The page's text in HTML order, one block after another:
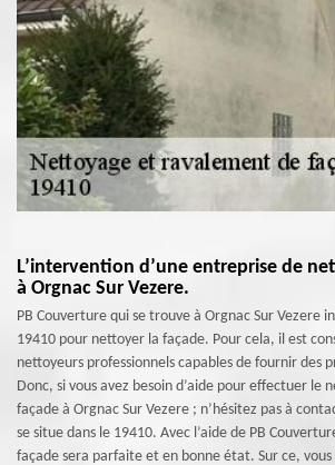
L’intervention d’une entreprise de
à Orgnac Sur Vezere.
PB Couverture qui se trouve à Orgnac Sur Vezere
19410 pour nettoyer la façade. Pour cela, il est
nettoyeurs professionnels capables de fournir des
Donc, si vous avez besoin d’aide pour effectuer le
façade à Orgnac Sur Vezere ; n’hésitez pas à
se situe dans le 19410. Avec l’aide de PB
façade sera parfaite et en bonne état. Sur ce, vous